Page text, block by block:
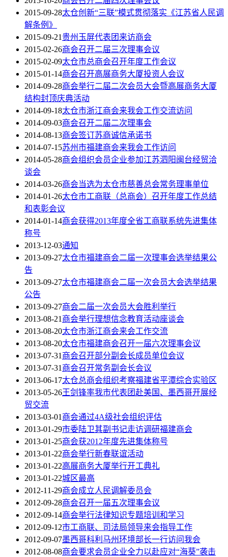
2015-09-28太仓创新“三联”模式贯彻落实《江苏省人民调
解条例》
2015-09-21贵州玉屏代表团来访商会
2015-02-26商会召开二届三次理事会议
2015-02-09太仓市总商会召开年度工作会议
2015-01-14商会召开高展商务大厦投资人会议
2014-09-28商会举行二届二次会员大会暨高展商务大厦
结构封顶庆典活动
2014-09-18太仓市浙江商会来我会工作交流访问
2014-09-03商会召开二届二次理事会
2014-08-13商会签订苏商诚信承诺书
2014-07-15苏州市福建商会来我会工作访问
2014-05-28商会组织会员企业参加江苏泗阳闽台经贸洽
谈会
2014-03-26商会当选为太仓市慈善总会常务理事单位
2014-01-26太仓市工商联（总商会）召开年度工作总结
和表彰会议
2014-01-14商会获得2013年度全省工商联系统先进集体
称号
2013-12-03通知
2013-09-27太仓市福建商会二届一次理事会选举结果公
告
2013-09-27太仓市福建商会二届一次会员大会选举结果
公告
2013-09-27商会二届一次会员大会胜利举行
2013-08-21商会举行理想信念教育活动座谈会
2013-08-20太仓市浙江商会来会工作交流
2013-08-20太仓市福建商会召开一届六次理事会议
2013-07-31商会召开部分副会长成员单位会议
2013-07-31商会召开常务副会长会议
2013-06-17太仓总商会组织考察福建省平潭综合实验区
2013-05-26王剑锋率我市代表团赴美国、墨西哥开展经
贸交流
2013-03-01商会通过4A级社会组织评估
2013-01-29市委陆卫其副书记走访调研福建商会
2013-01-25商会获2012年度先进集体称号
2013-01-22商会举行新春联谊活动
2013-01-22高展商务大厦举行开工典礼
2013-01-22城区最高
2012-11-29商会成立人民调解委员会
2012-09-28商会召开一届五次理事会议
2012-09-14商会举行法律知识专题培训和学习
2012-09-12市工商联、司法局领导来会指导工作
2012-09-07墨西哥科利马州环境部长一行访问我会
2012-08-08商会要求会员企业全力以赴应对“海葵”袭击